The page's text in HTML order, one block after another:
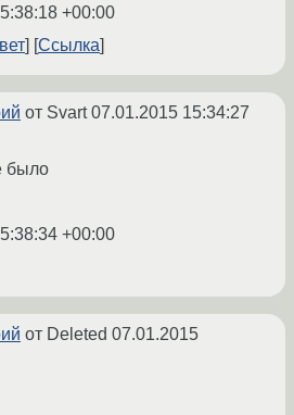
+00:00
Ссылка
от Svart07.01.2015 15:34:27
было
+00:00
от Deleted 07.01.2015